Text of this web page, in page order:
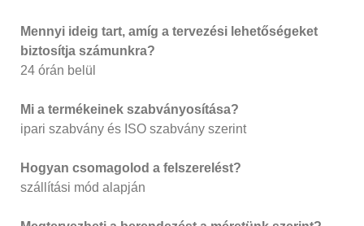
Mennyi ideig tart, amíg a tervezési lehetőségeket
biztosítja számunkra?
24 órán belül
Mi a termékeinek szabványosítása?
ipari szabvány és ISO szabvány szerint
Hogyan csomagolod a felszerelést?
szállítási mód alapján